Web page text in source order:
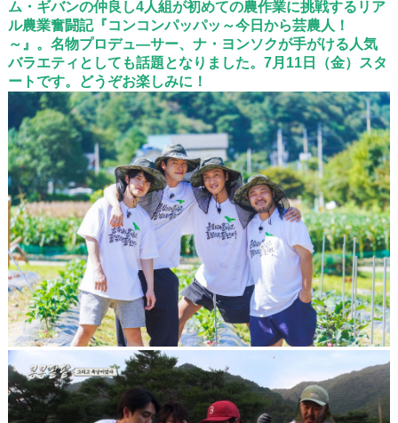
ム・ギバンの仲良し4人組が初めての農作業に挑戦するリア
ル農業奮闘記『コンコンパッパッ～今日から芸農人！
～』。名物プロデュ―サー、ナ・ヨンソクが手がける人気
バラエティとしても話題となりました。7月11日（金）スタ
ートです。どうぞお楽しみに！